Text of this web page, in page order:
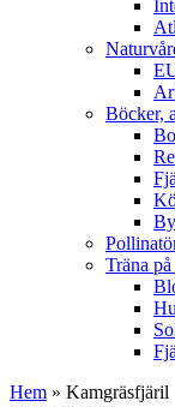
Böcker,
Träna
Hem » Kamgräsfjäril